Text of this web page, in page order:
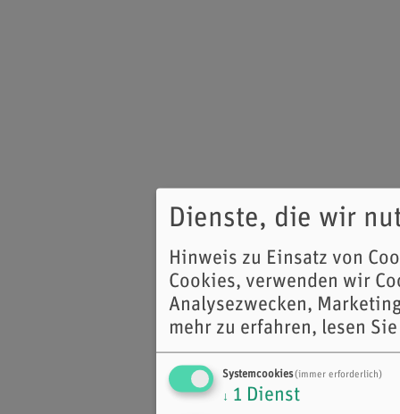
Dienste, die wir
Hinweis zu Einsatz von
Cookies, verwenden wir
Analysezwecken,
mehr zu erfahren, lesen
Systemcookies(immer erforderlich)
↓ 1 Dienst